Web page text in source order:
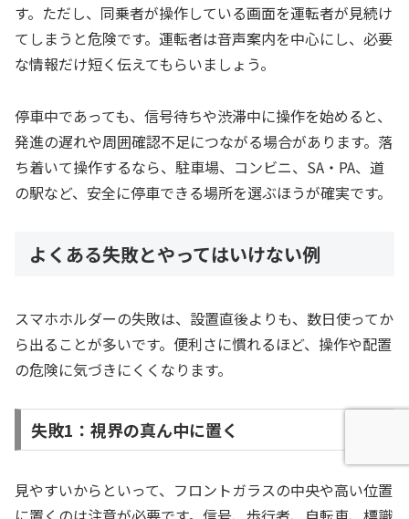
す。ただし、同乗者が操作している画面を運転者が見続け
てしまうと危険です。運転者は音声案内を中心にし、必要
な情報だけ短く伝えてもらいましょう。
停車中であっても、信号待ちや渋滞中に操作を始めると、
発進の遅れや周囲確認不足につながる場合があります。落
ち着いて操作するなら、駐車場、コンビニ、SA・PA、道
の駅など、安全に停車できる場所を選ぶほうが確実です。
よくある失敗とやってはいけない例
スマホホルダーの失敗は、設置直後よりも、数日使ってか
ら出ることが多いです。便利さに慣れるほど、操作や配置
の危険に気づきにくくなります。
失敗1：視界の真ん中に置く
見やすいからといって、フロントガラスの中央や高い位置